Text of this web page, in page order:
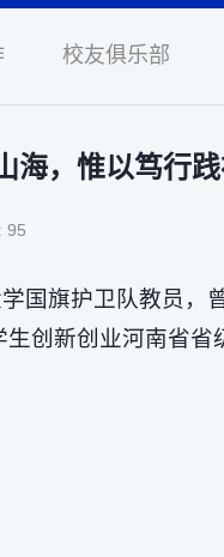
校友俱乐部
海，惟以笃行
95
国旗护卫队教员
生创新创业河南省